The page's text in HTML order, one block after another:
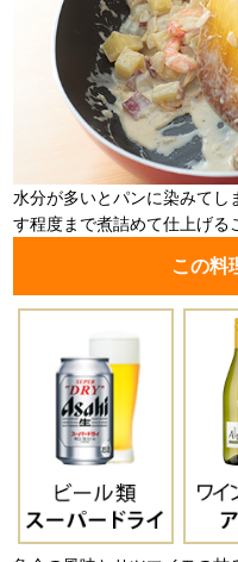
水分が多いとパンに染みてし
す程度まで煮詰めて仕上げる
この料